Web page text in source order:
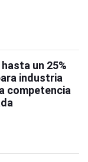
un 25%
industria
competencia